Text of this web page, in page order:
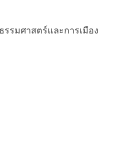
รมศาสตร์และการเมือง